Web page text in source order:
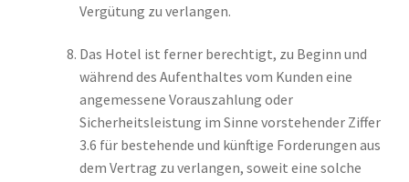
Vergütung zu verlangen.
Das Hotel ist ferner berechtigt, zu Beginn und
während des Aufenthaltes vom Kunden eine
angemessene Vorauszahlung oder
Sicherheitsleistung im Sinne vorstehender Ziffer
3.6 für bestehende und künftige Forderungen aus
dem Vertrag zu verlangen, soweit eine solche